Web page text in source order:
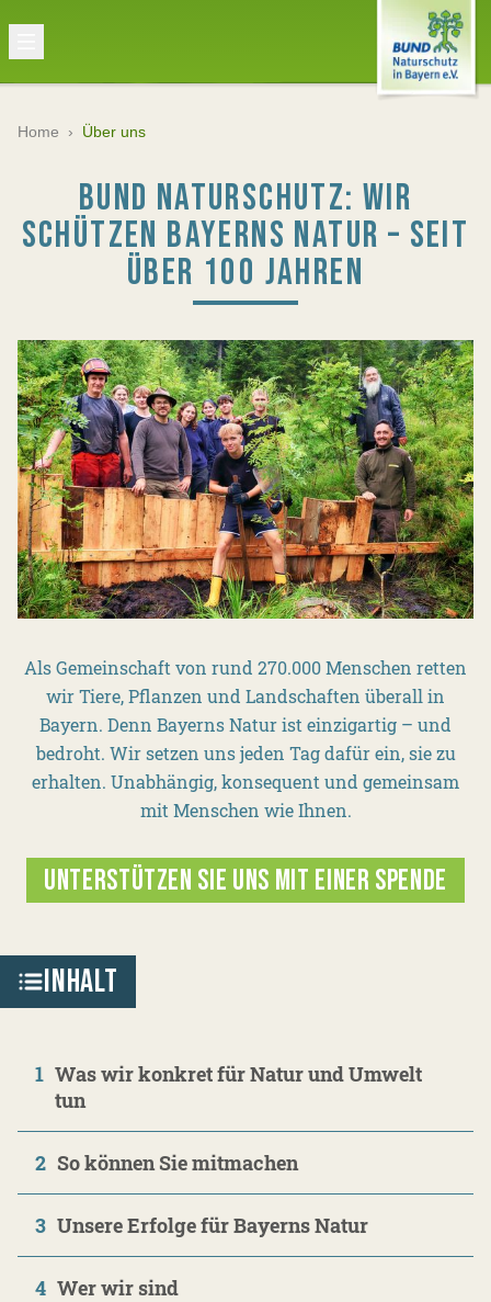
Home › Über uns
BUND NATURSCHUTZ: WIR
SCHÜTZEN BAYERNS NATUR – SEIT
ÜBER 100 JAHREN
Als Gemeinschaft von rund 270.000 Menschen retten
wir Tiere, Pflanzen und Landschaften überall in
Bayern. Denn Bayerns Natur ist einzigartig – und
bedroht. Wir setzen uns jeden Tag dafür ein, sie zu
erhalten. Unabhängig, konsequent und gemeinsam
mit Menschen wie Ihnen.
UNTERSTÜTZEN SIE UNS MIT EINER SPENDE
INHALT
1 Was wir konkret für Natur und Umwelt
tun
2 So können Sie mitmachen
3 Unsere Erfolge für Bayerns Natur
4 Wer wir sind